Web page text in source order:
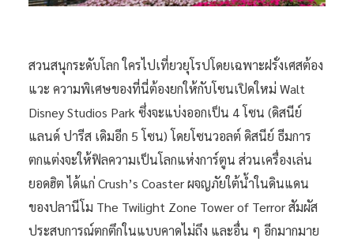
สวนสนุกระดับโลก ใครไปเที่ยวยุโรปโดยเฉพาะฝรั่งเศสต้อง
แวะ ความพิเศษของที่นี่ต้องยกให้กับโซนเปิดใหม่ Walt
Disney Studios Park ซึ่งจะแบ่งออกเป็น 4 โซน (ดิสนีย์
แลนด์ ปารีส เดิมอีก 5 โซน) โดยโซนวอลต์ ดิสนีย์ ธีมการ
ตกแต่งจะให้ฟิลความเป็นโลกแห่งการ์ตูน ส่วนเครื่องเล่น
ยอดฮิต ได้แก่ Crush’s Coaster ผจญภัยใต้น้ำในดินแดน
ของปลานีโม The Twilight Zone Tower of Terror สัมผัส
ประสบการณ์ตกตึกในแบบคาดไม่ถึง และอื่น ๆ อีกมากมาย